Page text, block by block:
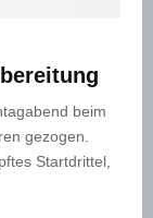
beim
gezogen.
Startdrittel,